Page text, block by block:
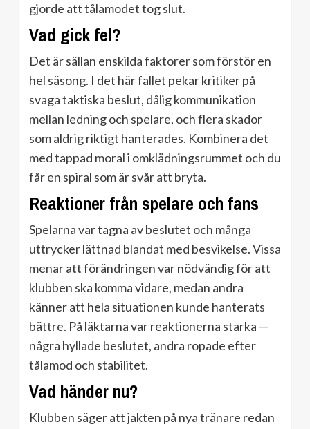
gjorde att tålamodet tog slut.
Vad gick fel?
Det är sällan enskilda faktorer som förstör en
hel säsong. I det här fallet pekar kritiker på
svaga taktiska beslut, dålig kommunikation
mellan ledning och spelare, och flera skador
som aldrig riktigt hanterades. Kombinera det
med tappad moral i omklädningsrummet och du
får en spiral som är svår att bryta.
Reaktioner från spelare och fans
Spelarna var tagna av beslutet och många
uttrycker lättnad blandat med besvikelse. Vissa
menar att förändringen var nödvändig för att
klubben ska komma vidare, medan andra
känner att hela situationen kunde hanterats
bättre. På läktarna var reaktionerna starka —
några hyllade beslutet, andra ropade efter
tålamod och stabilitet.
Vad händer nu?
Klubben säger att jakten på nya tränare redan